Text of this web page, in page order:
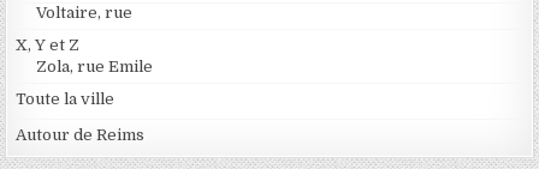
Voltaire, rue
X, Y et Z
Zola, rue Emile
Toute la ville
Autour de Reims